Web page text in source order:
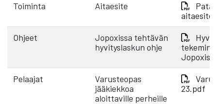
Toiminta Aitaesite
Pata
Ohjeet
Jopoxissa tehtävän
hyvityslaskun ohje
Pelaajat
Varusteopas
jääkiekkoa
aloittaville perheille
23.pdf